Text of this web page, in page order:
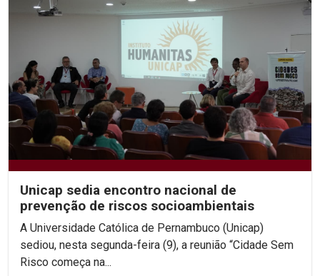
Unicap sedia encontro nacional de
prevenção de riscos socioambientais
A Universidade Católica de Pernambuco (Unicap)
sediou, nesta segunda-feira (9), a reunião “Cidade Sem
Risco começa na...